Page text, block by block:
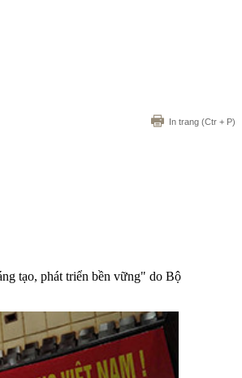
In trang (Ctr + P)
tạo, phát triển bền vững" do Bộ